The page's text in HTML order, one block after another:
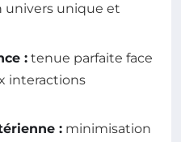
univers unique et
: tenue parfaite face
interactions
: minimisation